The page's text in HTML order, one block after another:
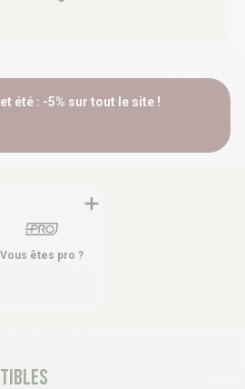
été : -5% sur tout le site !
Vous êtes pro ?